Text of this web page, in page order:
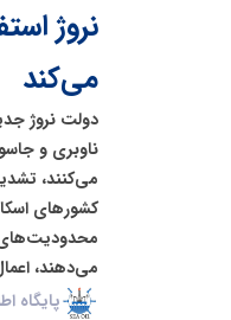
نروژ
می‌کند
دولت نروژ
ناوبری و
می‌کنند،
کشورهای
محدودیت‌های
می‌دهند،
پایگاه